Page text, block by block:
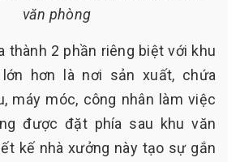
văn phòng
thành 2 phần riêng biệt với khu
hơn là nơi sản xuất, chứa
máy móc, công nhân làm việc
được đặt phía sau khu văn
kế nhà xưởng này tạo sự gắn